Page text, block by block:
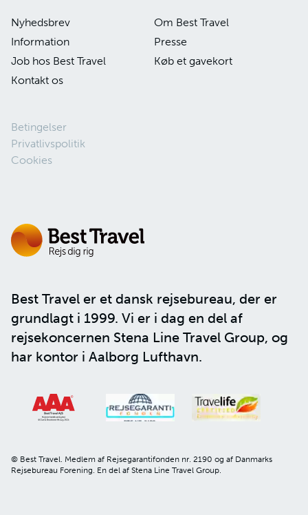
Best Travel er et dansk rejsebureau, der er
grundlagt i 1999. Vi er i dag en del af
rejsekoncernen Stena Line Travel Group, og
har kontor i Aalborg Lufthavn.
© Best Travel. Medlem af Rejsegarantifonden nr. 2190 og af Danmarks
Rejsebureau Forening. En del af Stena Line Travel Group.
Nyhedsbrev
Om Best Travel
Information
Presse
Job hos Best Travel
Køb et gavekort
Kontakt os
Betingelser
Privatlivspolitik
Cookies